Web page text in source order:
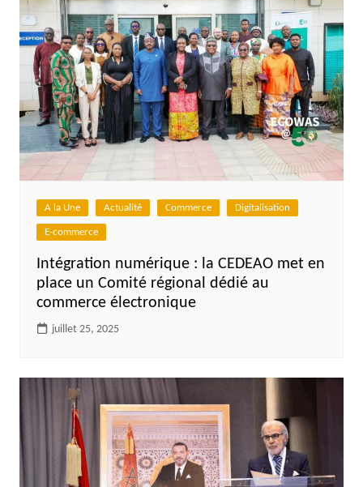
A la Une Actualité Commerce Digitalisation
E-commerce
Intégration numérique : la CEDEAO met en
place un Comité régional dédié au
commerce électronique
juillet 25, 2025